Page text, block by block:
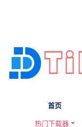
首页
热门下载器